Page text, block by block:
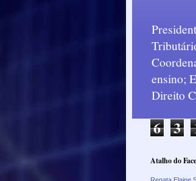
ensino;
Direito
6 3
Atalho do